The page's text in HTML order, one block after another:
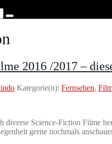
2016 /2017 –
Kategorie(n): Fernsehen,
diverse Science-Fiction Filme
gerne nochmals